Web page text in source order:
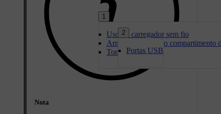
1
Uso do carregador sem fio
Armazenamento do compartimento
Tomada de 12 V
2
Portas USB
Nota